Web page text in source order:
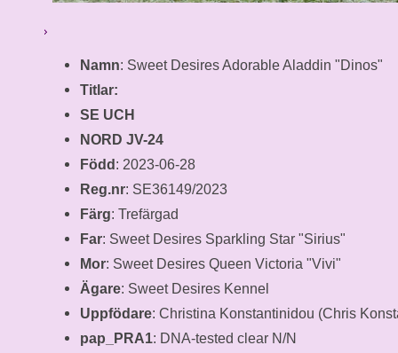
Namn: Sweet Desires Adorable Aladdin "Dinos"
Titlar:
SE UCH
NORD JV-24
Född: 2023-06-28
Reg.nr: SE36149/2023
Färg: Trefärgad
Far: Sweet Desires Sparkling Star "Sirius"
Mor: Sweet Desires Queen Victoria "Vivi"
Ägare: Sweet Desires Kennel
Uppfödare: Christina Konstantinidou (Chris
pap_PRA1: DNA-tested clear N/N